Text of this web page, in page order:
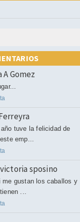
Gomez
año tuve la felicidad de
emp...
sposino
me gustan los caballos y
...